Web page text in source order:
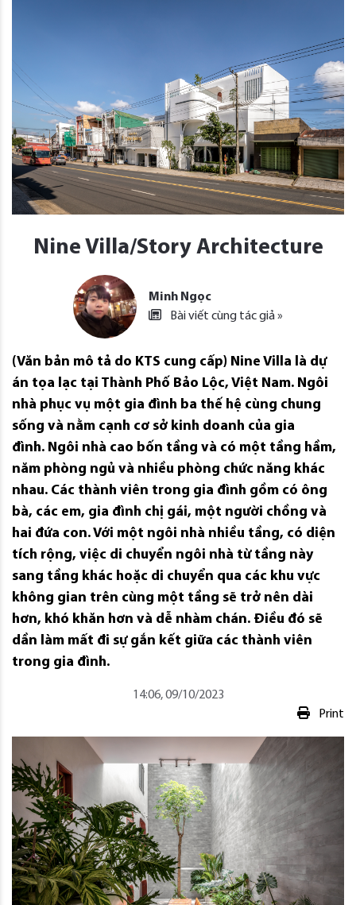
Nine Villa/Story Architecture
Minh Ngọc
Bài viết cùng tác giả »
(Văn bản mô tả do KTS cung cấp) Nine Villa là dự
án tọa lạc tại Thành Phố Bảo Lộc, Việt Nam. Ngôi
nhà phục vụ một gia đình ba thế hệ cùng chung
sống và nằm cạnh cơ sở kinh doanh của gia
đình. Ngôi nhà cao bốn tầng và có một tầng hầm,
năm phòng ngủ và nhiều phòng chức năng khác
nhau. Các thành viên trong gia đình gồm có ông
bà, các em, gia đình chị gái, một người chồng và
hai đứa con. Với một ngôi nhà nhiều tầng, có diện
tích rộng, việc di chuyển ngôi nhà từ tầng này
sang tầng khác hoặc di chuyển qua các khu vực
không gian trên cùng một tầng sẽ trở nên dài
hơn, khó khăn hơn và dễ nhàm chán. Điều đó sẽ
dần làm mất đi sự gắn kết giữa các thành viên
trong gia đình.
14:06, 09/10/2023
Print